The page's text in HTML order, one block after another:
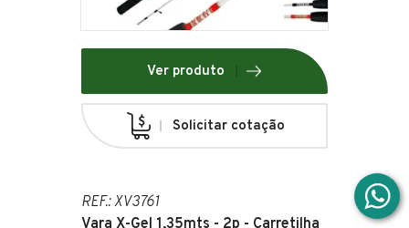
Ver produto
Solicitar cotação
REF.: XV3761
Vara X-Gel 1,35mts - 2p - Carretilha